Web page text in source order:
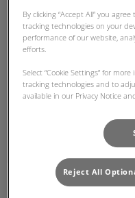
Valentina Fehr
By clicking “Accept All” you
tracking technologies on your
performance of our website,
efforts.
Select “Cookie Settings” for
tracking technologies and to
available in our Privacy Notice
Reject All